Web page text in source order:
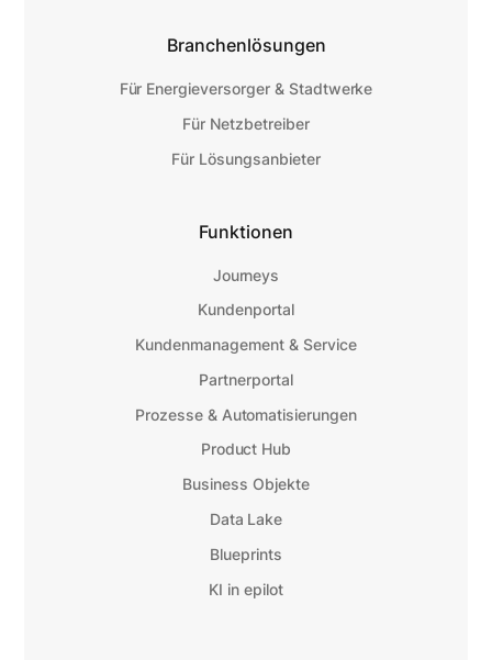
Branchenlösungen
Für Energieversorger & Stadtwerke
Für Netzbetreiber
Für Lösungsanbieter
Funktionen
Journeys
Kundenportal
Kundenmanagement & Service
Partnerportal
Prozesse & Automatisierungen
Product Hub
Business Objekte
Data Lake
Blueprints
KI in epilot